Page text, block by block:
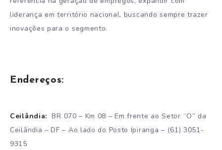
liderança em território nacional, buscando sempre trazer
inovações para o segmento.
Endereços:
Ceilândia: BR 070 – Km 08 – Em frente ao Setor “O” da
Ceilândia – DF – Ao lado do Posto Ipiranga – (61) 3051-
9315